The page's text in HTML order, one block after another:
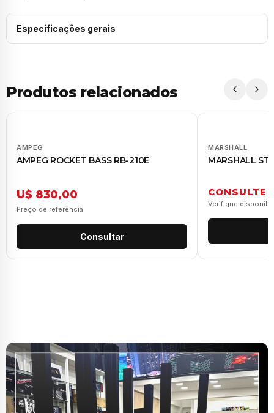
Especificações gerais
Produtos relacionados
AMPEG
AMPEG ROCKET BASS RB-210E
U$ 830,00
Preço de referência
Consultar
MARSHALL
MARSHALL ST
CONSULTE
Verifique